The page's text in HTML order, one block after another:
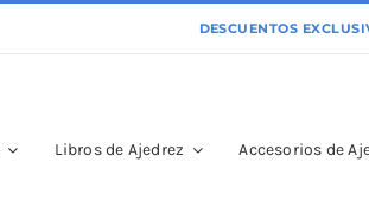
Libros de Ajedrez Accesorios de